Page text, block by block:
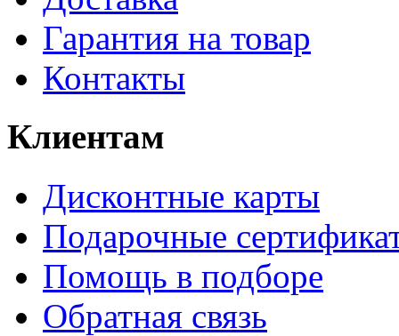
Гарантия на товар
Контакты
Клиентам
Дисконтные карты
Подарочные
Помощь в подборе
Обратная связь